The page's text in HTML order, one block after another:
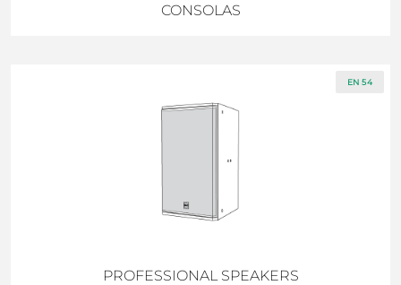
CONSOLAS
EN 54
PROFESSIONAL SPEAKERS